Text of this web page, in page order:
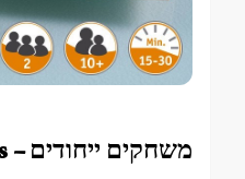
משחקים ייחודים – Unique games